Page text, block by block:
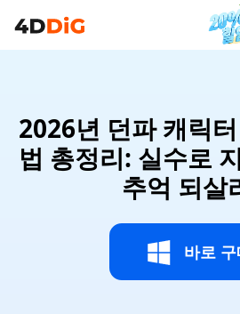
2026년 던파 캐릭
법 총정리: 실수로
추억 되살
바로 구